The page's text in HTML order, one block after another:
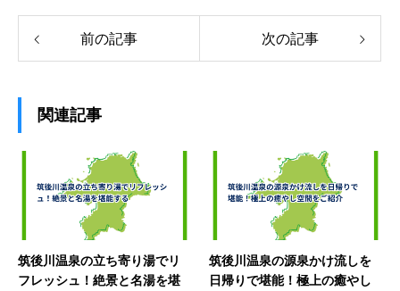
前の記事 次の記事
関連記事
筑後川温泉の立ち寄り湯でリ
フレッシュ！絶景と名湯を堪
筑後川温泉の源泉かけ流しを
日帰りで堪能！極上の癒やし